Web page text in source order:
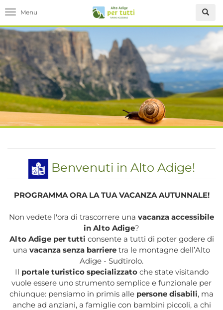
Toggle navigation
Benvenuti in Alto Adige!
PROGRAMMA ORA LA TUA VACANZA AUTUNNALE!
Non vedete l'ora di trascorrere una vacanza accessibile
in Alto Adige?
Alto Adige per tutti consente a tutti di poter godere di
una vacanza senza barriere tra le montagne dell’Alto
Adige - Sudtirolo.
Il portale turistico specializzatoche state visitando
vuole essere uno strumento semplice e funzionale per
chiunque: pensiamo in primis alle persone disabili, ma
anche ad anziani, a famiglie con bambini piccoli, a chi